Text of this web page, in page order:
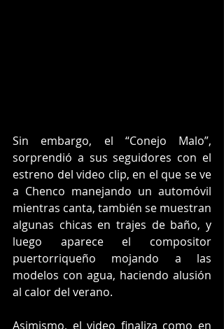
Sin embargo, el “Conejo Malo”,
sorprendió a sus seguidores con el
estreno del video clip, en el que se ve
a Chenco manejando un automóvil
mientras canta, también se muestran
algunas chicas en trajes de baño, y
luego aparece el compositor
puertorriqueño mojando a las
modelos con agua, haciendo alusión
al calor del verano.
Asimismo, el video finaliza como en